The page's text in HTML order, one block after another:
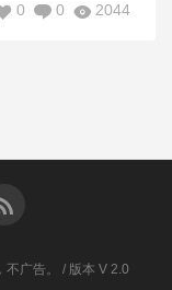
2044
0
0
广告。 / 版本 V 2.0